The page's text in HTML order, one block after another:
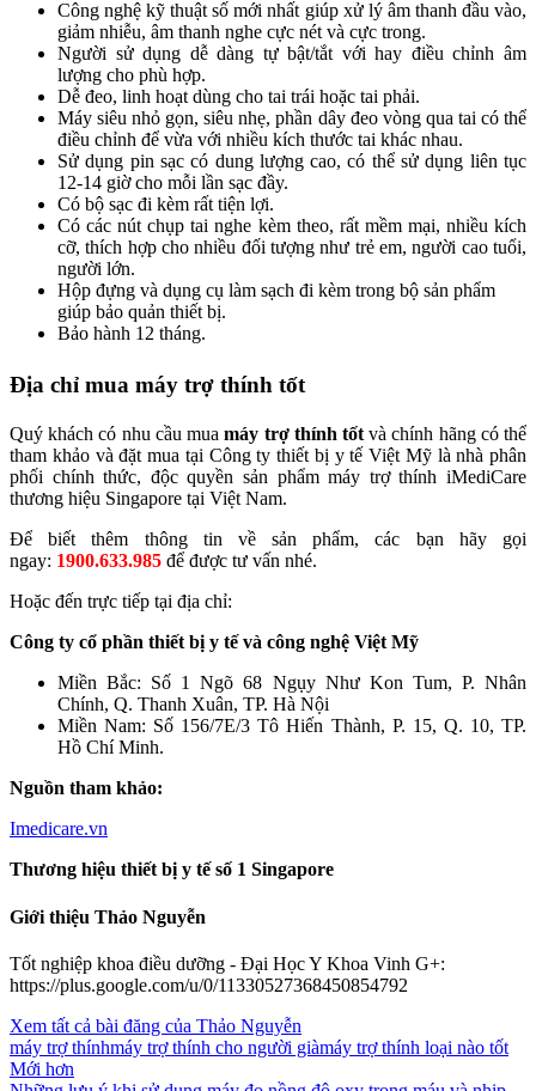
Công nghệ kỹ thuật số mới nhất giúp xử lý âm thanh đầu vào,
giảm nhiễu, âm thanh nghe cực nét và cực trong.
Người sử dụng dễ dàng tự bật/tắt với hay điều chỉnh âm
lượng cho phù hợp.
Dễ đeo, linh hoạt dùng cho tai trái hoặc tai phải.
Máy siêu nhỏ gọn, siêu nhẹ, phần dây đeo vòng qua tai có thể
điều chỉnh để vừa với nhiều kích thước tai khác nhau.
Sử dụng pin sạc có dung lượng cao, có thể sử dụng liên tục
12-14 giờ cho mỗi lần sạc đầy.
Có bộ sạc đi kèm rất tiện lợi.
Có các nút chụp tai nghe kèm theo, rất mềm mại, nhiều kích
cỡ, thích hợp cho nhiều đối tượng như trẻ em, người cao tuổi,
người lớn.
Hộp đựng và dụng cụ làm sạch đi kèm trong bộ sản phẩm
giúp bảo quản thiết bị.
Bảo hành 12 tháng.
Địa chỉ mua máy trợ thính tốt
Quý khách có nhu cầu muamáy trợ thính tốtvà chính hãng có thể
tham khảo và đặt mua tại Công ty thiết bị y tế Việt Mỹ là nhà phân
phối chính thức, độc quyền sản phẩm máy trợ thính iMediCare
thương hiệu Singapore tại Việt Nam.
Để biết thêm thông tin về sản phẩm, các bạn hãy gọi
ngay: 1900.633.985 để được tư vấn nhé.
Hoặc đến trực tiếp tại địa chỉ:
Công ty cổ phần thiết bị y tế và công nghệ Việt Mỹ
Miền Bắc: Số 1 Ngõ 68 Ngụy Như Kon Tum, P. Nhân
Chính, Q. Thanh Xuân, TP. Hà Nội
Miền Nam: Số 156/7E/3 Tô Hiến Thành, P. 15, Q. 10, TP.
Hồ Chí Minh.
Nguồn tham khảo:
Imedicare.vn
Thương hiệu thiết bị y tế số 1 Singapore
Giới thiệu Thảo Nguyễn
Tốt nghiệp khoa điều dưỡng - Đại Học Y Khoa Vinh G+:
https://plus.google.com/u/0/11330527368450854792
Xem tất cả bài đăng của Thảo Nguyễn
máy trợ thínhmáy trợ thính cho người giàmáy trợ thính loại nào tốt
Mới hơn